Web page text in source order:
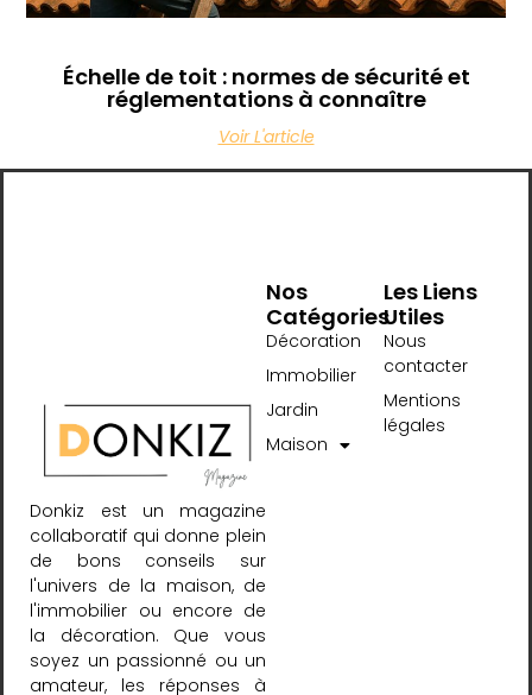
Échelle de toit : normes de sécurité et
réglementations à connaître
Voir L'article
Donkiz est un magazine
collaboratif qui donne plein
de bons conseils sur
l'univers de la maison, de
l'immobilier ou encore de
la décoration. Que vous
soyez un passionné ou un
amateur, les réponses à
Les Liens
Utiles
Nous
contacter
Mentions
légales
Nos
Catégories
Décoration
Immobilier
Jardin
Maison